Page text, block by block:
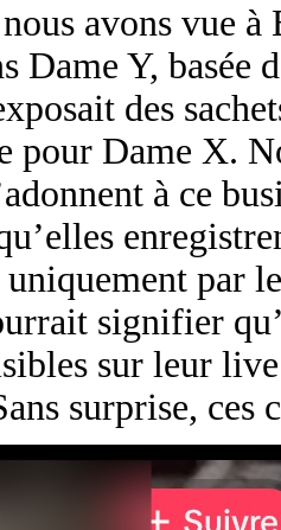
avons vue
Dame Y,
des
Dame X.
à ce
uniquement par
signifier
sur leur
surprise,